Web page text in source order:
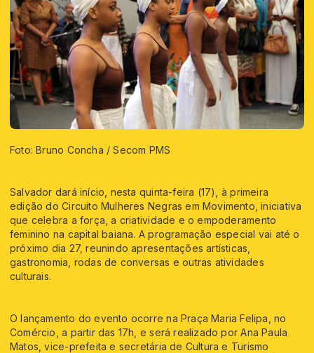
Foto: Bruno Concha / Secom PMS
Salvador dará início, nesta quinta-feira (17), à primeira
edição do Circuito Mulheres Negras em Movimento, iniciativa
que celebra a força, a criatividade e o empoderamento
feminino na capital baiana. A programação especial vai até o
próximo dia 27, reunindo apresentações artísticas,
gastronomia, rodas de conversas e outras atividades
culturais.
O lançamento do evento ocorre na Praça Maria Felipa, no
Comércio, a partir das 17h, e será realizado por Ana Paula
Matos, vice-prefeita e secretária de Cultura e Turismo